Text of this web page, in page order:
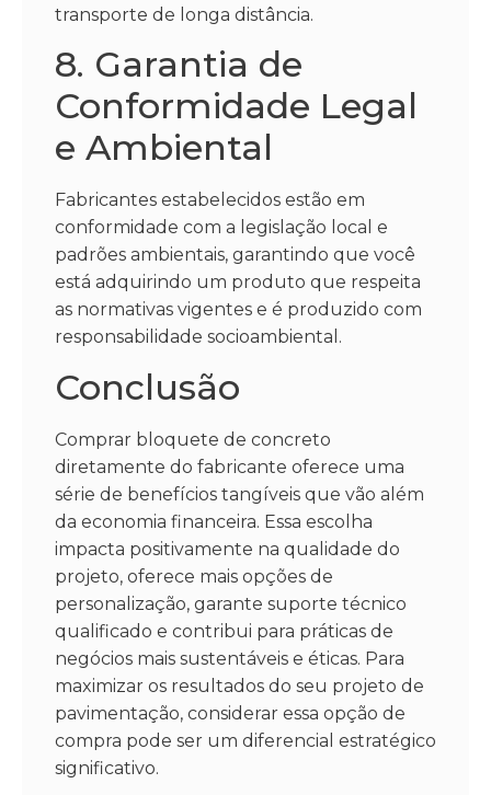
transporte de longa distância.
8. Garantia de
Conformidade Legal
e Ambiental
Fabricantes estabelecidos estão em
conformidade com a legislação local e
padrões ambientais, garantindo que você
está adquirindo um produto que respeita
as normativas vigentes e é produzido com
responsabilidade socioambiental.
Conclusão
Comprar bloquete de concreto
diretamente do fabricante oferece uma
série de benefícios tangíveis que vão além
da economia financeira. Essa escolha
impacta positivamente na qualidade do
projeto, oferece mais opções de
personalização, garante suporte técnico
qualificado e contribui para práticas de
negócios mais sustentáveis e éticas. Para
maximizar os resultados do seu projeto de
pavimentação, considerar essa opção de
compra pode ser um diferencial estratégico
significativo.